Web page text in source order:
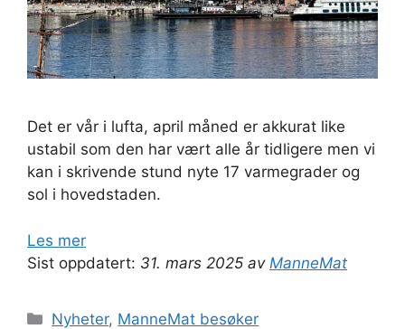
Det er vår i lufta, april måned er akkurat like
ustabil som den har vært alle år tidligere men vi
kan i skrivende stund nyte 17 varmegrader og
sol i hovedstaden.
Les mer
Sist oppdatert: 31. mars 2025 av ManneMat
Kategorier
Nyheter, ManneMat besøker